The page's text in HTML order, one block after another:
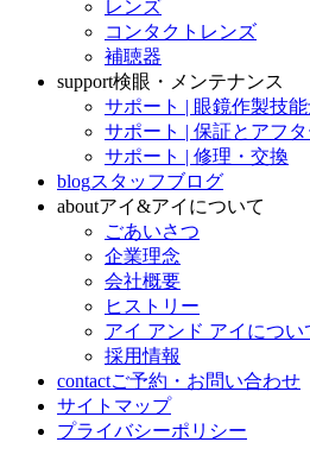
レンズ
コンタクトレンズ
補聴器
support検眼・メンテナンス
サポート | 眼鏡作製技
サポート | 保証とアフ
サポート | 修理・交換
blogスタッフブログ
aboutアイ&アイについて
ごあいさつ
企業理念
会社概要
ヒストリー
アイ アンド アイについ
採用情報
contactご予約・お問い合わせ
サイトマップ
プライバシーポリシー